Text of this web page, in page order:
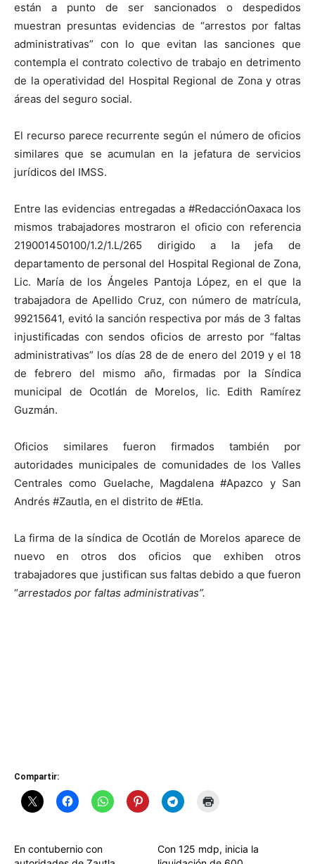
están a punto de ser sancionados o despedidos
muestran presuntas evidencias de “arrestos por faltas
administrativas” con lo que evitan las sanciones que
contempla el contrato colectivo de trabajo en detrimento
de la operatividad del Hospital Regional de Zona y otras
áreas del seguro social.
El recurso parece recurrente según el número de oficios
similares que se acumulan en la jefatura de servicios
jurídicos del IMSS.
Entre las evidencias entregadas a #RedacciónOaxaca los
mismos trabajadores mostraron el oficio con referencia
219001450100/1.2/1.L/265 dirigido a la jefa de
departamento de personal del Hospital Regional de Zona,
Lic. María de los Ángeles Pantoja López, en el que la
trabajadora de Apellido Cruz, con número de matrícula,
99215641, evitó la sanción respectiva por más de 3 faltas
injustificadas con sendos oficios de arresto por “faltas
administrativas” los días 28 de de enero del 2019 y el 18
de febrero del mismo año, firmadas por la Síndica
municipal de Ocotlán de Morelos, lic. Edith Ramírez
Guzmán.
Oficios similares fueron firmados también por
autoridades municipales de comunidades de los Valles
Centrales como Guelache, Magdalena #Apazco y San
Andrés #Zautla, en el distrito de #Etla.
La firma de la síndica de Ocotlán de Morelos aparece de
nuevo en otros dos oficios que exhiben otros
trabajadores que justifican sus faltas debido a que fueron
“arrestados por faltas administrativas”.
Compartir:
En contubernio con
Con 125 mdp, inicia la